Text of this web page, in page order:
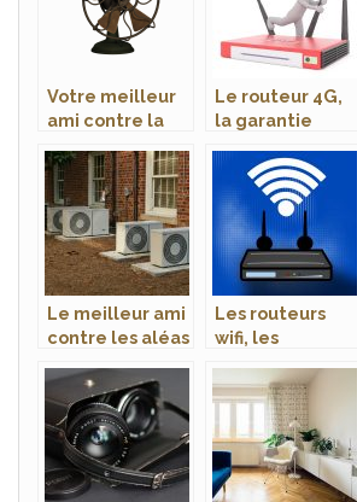
Votre meilleur
ami contre la
le ventilateur
Le routeur 4G,
la garantie
connection
internet
Le meilleur ami
contre les aléas
estivale, le
climatiseur
Les routeurs
wifi, les
offres de vente